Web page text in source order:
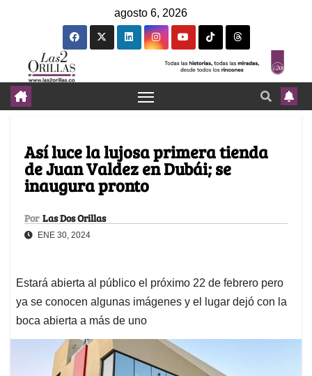
agosto 6, 2026
Así luce la lujosa primera tienda
de Juan Valdez en Dubái; se
inaugura pronto
Por Las Dos Orillas
ENE 30, 2024
Estará abierta al público el próximo 22 de febrero pero
ya se conocen algunas imágenes y el lugar dejó con la
boca abierta a más de uno